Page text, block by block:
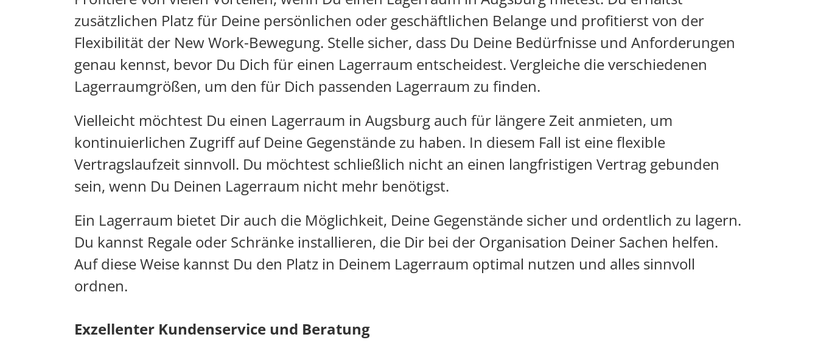
zusätzlichen Platz für Deine persönlichen oder geschäftlichen Belange und profitierst von der
Flexibilität der New Work-Bewegung. Stelle sicher, dass Du Deine Bedürfnisse und Anforderungen
genau kennst, bevor Du Dich für einen Lagerraum entscheidest. Vergleiche die verschiedenen
Lagerraumgrößen, um den für Dich passenden Lagerraum zu finden.
Vielleicht möchtest Du einen Lagerraum in Augsburg auch für längere Zeit anmieten, um
kontinuierlichen Zugriff auf Deine Gegenstände zu haben. In diesem Fall ist eine flexible
Vertragslaufzeit sinnvoll. Du möchtest schließlich nicht an einen langfristigen Vertrag gebunden
sein, wenn Du Deinen Lagerraum nicht mehr benötigst.
Ein Lagerraum bietet Dir auch die Möglichkeit, Deine Gegenstände sicher und ordentlich zu lagern.
Du kannst Regale oder Schränke installieren, die Dir bei der Organisation Deiner Sachen helfen.
Auf diese Weise kannst Du den Platz in Deinem Lagerraum optimal nutzen und alles sinnvoll
ordnen.
Exzellenter Kundenservice und Beratung